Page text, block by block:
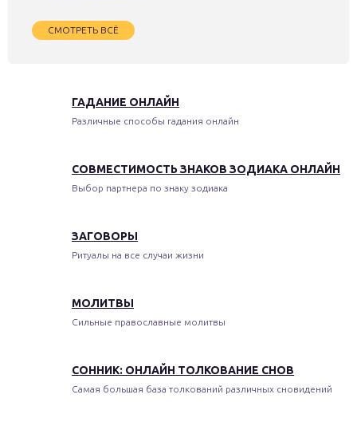
СМОТРЕТЬ ВСЁ
ГАДАНИЕ ОНЛАЙН
Различные способы гадания онлайн
СОВМЕСТИМОСТЬ ЗНАКОВ ЗОДИАКА ОНЛАЙН
Выбор партнера по знаку зодиака
ЗАГОВОРЫ
Ритуалы на все случаи жизни
МОЛИТВЫ
Сильные православные молитвы
СОННИК: ОНЛАЙН ТОЛКОВАНИЕ СНОВ
Самая большая база толкований различных сновидений